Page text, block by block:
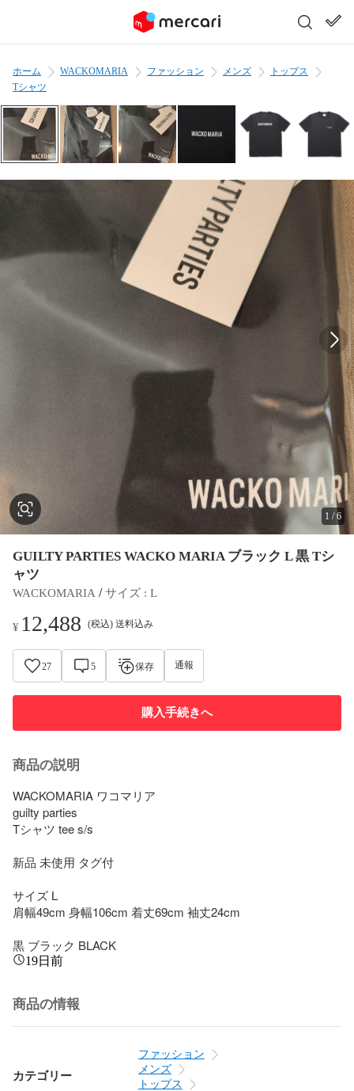
ホーム WACKOMARIA ファッション メンズ
トップス
Tシャツ
1 /6
GUILTY PARTIES WACKO MARIA ブラック L 黒 Tシ
ャツ
WACKOMARIA / サイズ : L
¥ 12,488 (税込) 送料込み
27 5 保存 通報
購入手続きへ
商品の説明
WACKOMARIA ワコマリア
guilty parties
Tシャツ tee s/s
新品 未使用 タグ付
サイズ L
肩幅49cm 身幅106cm 着丈69cm 袖丈24cm
黒 ブラック BLACK
19日前
商品の情報
カテゴリー
ファッション
メンズ
トップス